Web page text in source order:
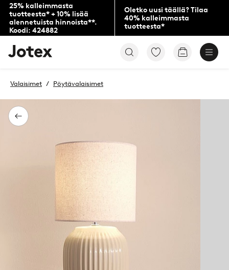
25% kalleimmasta
tuotteesta* + 10% lisää
alennetuista hinnoista**.
Koodi: 424882
Oletko uusi täällä? Tilaa
40% kalleimmasta
tuotteesta*
Jotex-
logo
aloitussivulle
Siirry
Siirry
Takaisin
Valaisimet Pöytävalaisimet